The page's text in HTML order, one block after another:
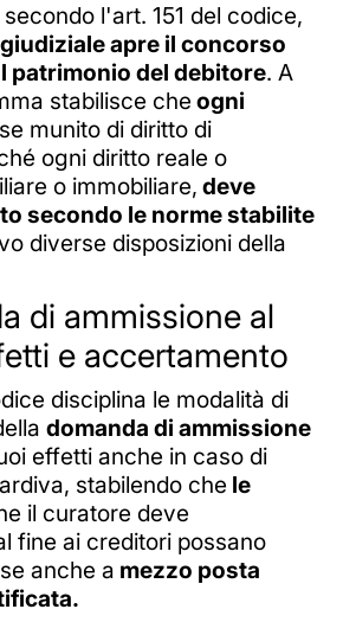
l'art. 151 del codice,
apre il concorso
patrimonio del debitore. A
stabilisce che ogni
munito di diritto di
ogni diritto reale o
o immobiliare, deve
secondo le norme stabilite
diverse disposizioni della
di ammissione al
e accertamento
disciplina le modalità di
domanda di ammissione
effetti anche in caso di
stabilendo che le
il curatore deve
fine ai creditori possano
anche a mezzo posta